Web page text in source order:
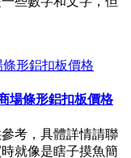
場條形鋁扣板價格
考，具體詳情請聯
就像是瞎子摸魚簡